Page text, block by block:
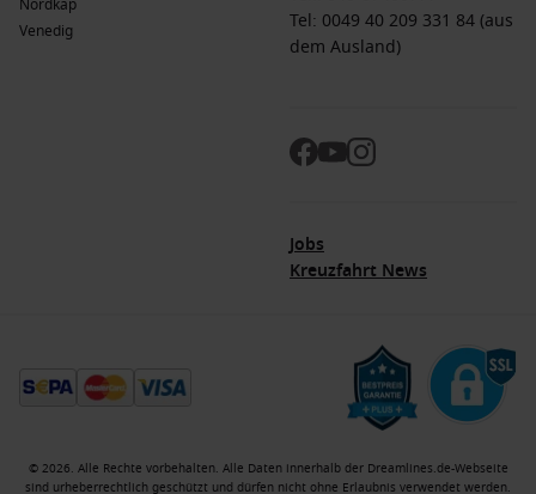
Erkunden der Natur und der blühenden Landschaften.
Sommer
: Temperaturen können bis zu
November
bewegen sich zwischen 10 °C und 25 °C. Eine ruhige Zeit
Februar
Temperaturen liegen zwischen 0 °C und 10 °C. Diese Zeit
Häufig gestellte Fragen zu Kagoshima, Japan
Nordkap
Venedig
Tel: 0049 40 209 331 84 (aus
dem Ausland)
Jobs
Kreuzfahrt News
© 2026. Alle Rechte vorbehalten. Alle Daten innerhalb der Dreamlines.de-Webseite
sind urheberrechtlich geschützt und dürfen nicht ohne Erlaubnis verwendet werden.